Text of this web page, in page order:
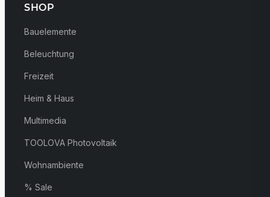
SHOP
Bauelemente
Beleuchtung
Freizeit
Heim & Haus
Multimedia
TOOLOVA Photovoltaik
Wohnambiente
% Sale